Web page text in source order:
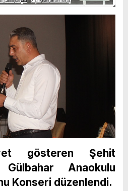
gösteren Şehit
Anaokulu
Konseri düzenlendi.